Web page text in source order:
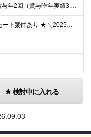
月給24万1800円～+賞与年2回（賞与昨年実績3.2ヶ月）+各種手当＋住宅手当あり(最大1万5千円) ※経験やスキルを考慮して決定します。 ※上記月給には一律支給の住宅手当・永年勤続手当を含みます
◎転勤なし ◎フルリモート案件あり ★＼2025年10月20日にNEWオフィス移転／★ ━━━━━━━━━━━━━━━━━━━━━━ AMG Solutionは、日本橋大伝馬町に移転！ 移転に向けて
検討中に入れる